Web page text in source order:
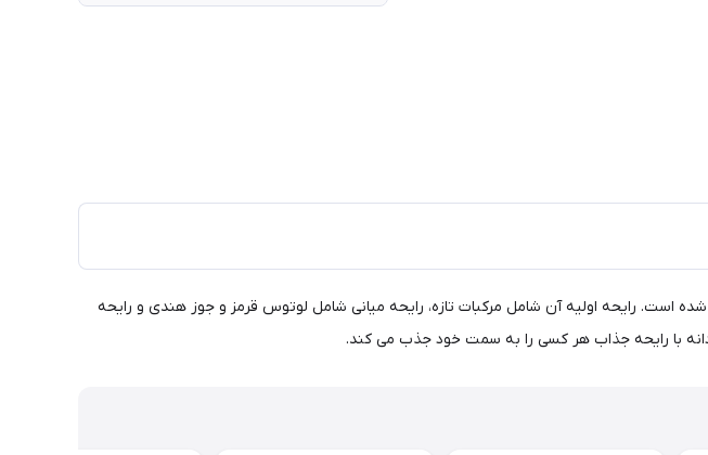
شده است. رایحه اولیه آن شامل مرکبات تازه، رایحه میانی شامل لوتوس قرمز و جوز هندی و رایحه
با رایحه جذاب هر کسی را به سمت خود جذب می کند.